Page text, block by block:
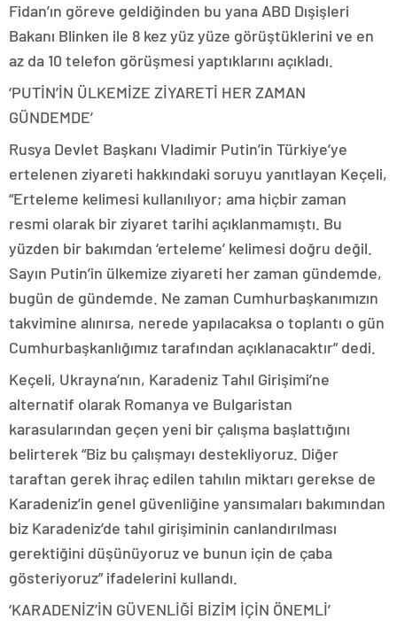
Fidan’ın göreve geldiğinden bu yana ABD Dışişleri
Bakanı Blinken ile 8 kez yüz yüze görüştüklerini ve en
az da 10 telefon görüşmesi yaptıklarını açıkladı.
‘PUTİN’İN ÜLKEMİZE ZİYARETİ HER ZAMAN
GÜNDEMDE’
Rusya Devlet Başkanı Vladimir Putin’in Türkiye’ye
ertelenen ziyareti hakkındaki soruyu yanıtlayan Keçeli,
“Erteleme kelimesi kullanılıyor; ama hiçbir zaman
resmi olarak bir ziyaret tarihi açıklanmamıştı. Bu
yüzden bir bakımdan ‘erteleme’ kelimesi doğru değil.
Sayın Putin’in ülkemize ziyareti her zaman gündemde,
bugün de gündemde. Ne zaman Cumhurbaşkanımızın
takvimine alınırsa, nerede yapılacaksa o toplantı o gün
Cumhurbaşkanlığımız tarafından açıklanacaktır” dedi.
Keçeli, Ukrayna’nın, Karadeniz Tahıl Girişimi’ne
alternatif olarak Romanya ve Bulgaristan
karasularından geçen yeni bir çalışma başlattığını
belirterek “Biz bu çalışmayı destekliyoruz. Diğer
taraftan gerek ihraç edilen tahılın miktarı gerekse de
Karadeniz’in genel güvenliğine yansımaları bakımından
biz Karadeniz’de tahıl girişiminin canlandırılması
gerektiğini düşünüyoruz ve bunun için de çaba
gösteriyoruz” ifadelerini kullandı.
‘KARADENİZ’İN GÜVENLİĞİ BİZİM İÇİN ÖNEMLİ’